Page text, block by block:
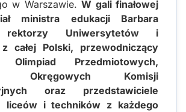
w Warszawie.W gali finałowej
ministra edukacji Barbara
rektorzy Uniwersytetów i
całej Polski, przewodniczący
Olimpiad Przedmiotowych,
Okręgowych Komisji
oraz przedstawiciele
liceów i techników z każdego